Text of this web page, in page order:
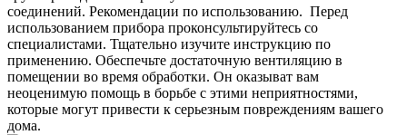
соединений. Рекомендации по использованию. Перед
использованием прибора проконсультируйтесь со
специалистами. Тщательно изучите инструкцию по
применению. Обеспечьте достаточную вентиляцию в
помещении во время обработки. Он оказыват вам
неоценимую помощь в борьбе с этими неприятностями,
которые могут привести к серьезным повреждениям вашего
дома.